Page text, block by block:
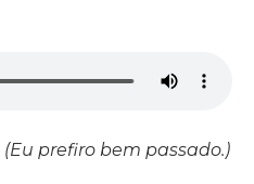
(Eu prefiro bem passado.)